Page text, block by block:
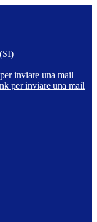
inviare una mail
per inviare una mail